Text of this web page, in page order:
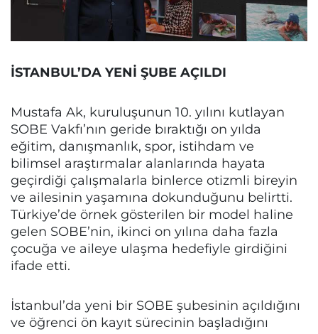
İSTANBUL’DA YENİ ŞUBE AÇILDI
Mustafa Ak, kuruluşunun 10. yılını kutlayan
SOBE Vakfı’nın geride bıraktığı on yılda
eğitim, danışmanlık, spor, istihdam ve
bilimsel araştırmalar alanlarında hayata
geçirdiği çalışmalarla binlerce otizmli bireyin
ve ailesinin yaşamına dokunduğunu belirtti.
Türkiye’de örnek gösterilen bir model haline
gelen SOBE’nin, ikinci on yılına daha fazla
çocuğa ve aileye ulaşma hedefiyle girdiğini
ifade etti.
İstanbul’da yeni bir SOBE şubesinin açıldığını
ve öğrenci ön kayıt sürecinin başladığını